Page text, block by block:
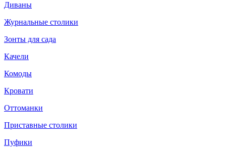
Диваны
Журнальные столики
Зонты для сада
Качели
Комоды
Кровати
Оттоманки
Приставные столики
Пуфики